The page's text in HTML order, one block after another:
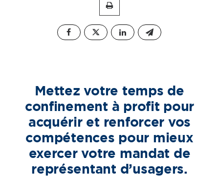
Mettez votre temps de
confinement à profit pour
acquérir et renforcer vos
compétences pour mieux
exercer votre mandat de
représentant d’usagers.